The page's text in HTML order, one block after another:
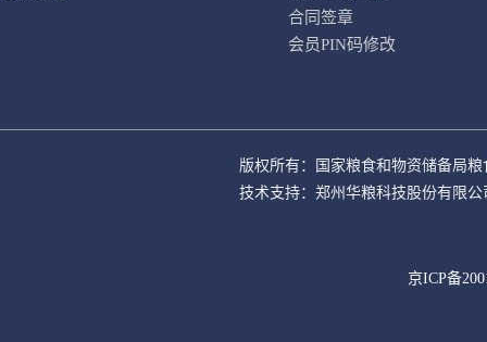
合同签章
会员PIN码修改
版权所有：国家粮食和物资储备局
技术支持：郑州华粮科技股份有限公
京ICP备